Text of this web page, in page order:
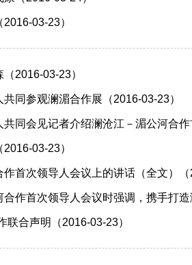
03-23）
2016-03-23）
同参观澜湄合作展（2016-03-23）
同会见记者介绍澜沧江－湄公河合
03-23）
首次领导人会议上的讲话（全文）（
作首次领导人会议时强调，携手打
联合声明（2016-03-23）